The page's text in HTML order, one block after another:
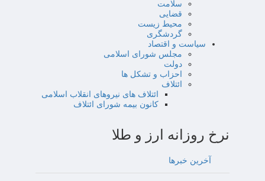
سلامت
قضایی
محیط زیست
گردشگری
سیاست و اقتصاد
مجلس شورای اسلامی
دولت
احزاب و تشکل ها
ائتلاف
ائتلاف های نیروهای انقلاب اسلامی
کانون بیمه شورای ائتلاف
نرخ روزانه ارز و طلا
آخرین خبرها